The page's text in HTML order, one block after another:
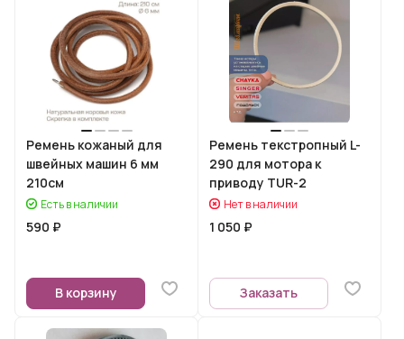
Ремень кожаный для
швейных машин 6 мм
210см
Есть в наличии
590 ₽
В корзину
Ремень текстропный L-
290 для мотора к
приводу TUR-2
Нет в наличии
1 050 ₽
Заказать